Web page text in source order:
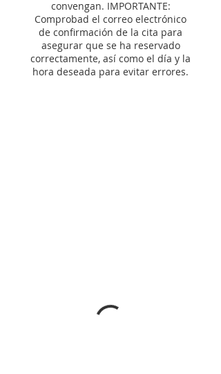
convengan. IMPORTANTE:
Comprobad el correo electrónico
de confirmación de la cita para
asegurar que se ha reservado
correctamente, así como el día y la
hora deseada para evitar errores.